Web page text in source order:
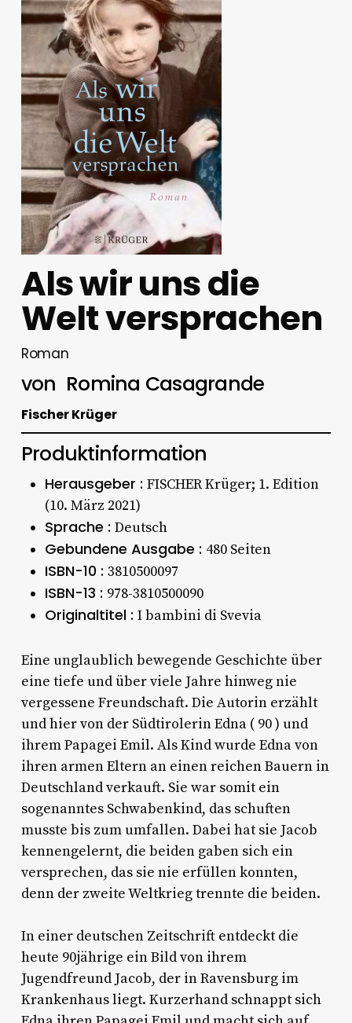
Als wir uns die
Welt versprachen
Roman
von Romina Casagrande
Fischer Krüger
Produktinformation
Herausgeber : FISCHER Krüger; 1. Edition
(10. März 2021)
Sprache : Deutsch
Gebundene Ausgabe : 480 Seiten
ISBN-10 : 3810500097
ISBN-13 : 978-3810500090
Originaltitel : I bambini di Svevia
Eine unglaublich bewegende Geschichte über
eine tiefe und über viele Jahre hinweg nie
vergessene Freundschaft. Die Autorin erzählt
und hier von der Südtirolerin Edna ( 90 ) und
ihrem Papagei Emil. Als Kind wurde Edna von
ihren armen Eltern an einen reichen Bauern in
Deutschland verkauft. Sie war somit ein
sogenanntes Schwabenkind, das schuften
musste bis zum umfallen. Dabei hat sie Jacob
kennengelernt, die beiden gaben sich ein
versprechen, das sie nie erfüllen konnten,
denn der zweite Weltkrieg trennte die beiden.
In einer deutschen Zeitschrift entdeckt die
heute 90jährige ein Bild von ihrem
Jugendfreund Jacob, der in Ravensburg im
Krankenhaus liegt. Kurzerhand schnappt sich